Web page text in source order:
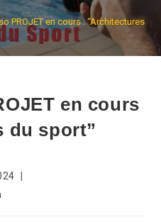
PROJET en cours : “Architectures du
en cours
du sport”